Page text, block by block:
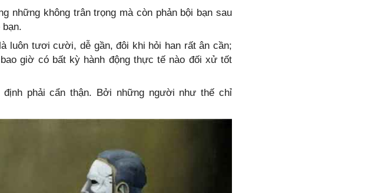
những không trân trọng mà còn phản bội bạn sau
luôn tươi cười, dễ gần, đôi khi hỏi han rất ân cần;
giờ có bất kỳ hành động thực tế nào đối xử tốt
phải cẩn thận. Bởi những người như thế chỉ